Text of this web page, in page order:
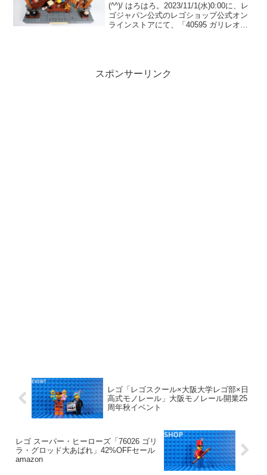
(^^)/ はろはろ。2023/11/1(水)0:00に、レ
ゴジャパン公式のレゴショップ公式オン
ラインストアにて、「40595 ガリレオ・
スポンサーリンク
レゴ「レゴスクール×大阪大学レゴ部×日
高式モノレール」大阪モノレール開業25
周年秋イベント
レゴ スーパー・ヒーローズ「76026 ゴリ
ラ・グロッド大あばれ」42%OFFセール
amazon